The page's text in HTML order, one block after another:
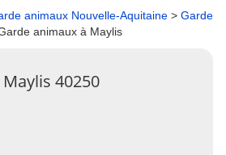
animaux Nouvelle-Aquitaine > Garde
animaux à Maylis
40250